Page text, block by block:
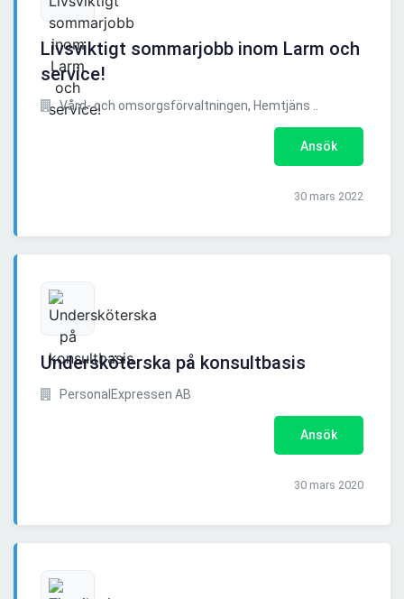
Livsviktigt sommarjobb inom Larm och
service!
Vård- och omsorgsförvaltningen, Hemtjäns ..
Ansök
30 mars 2022
Undersköterska på konsultbasis
PersonalExpressen AB
Ansök
30 mars 2020